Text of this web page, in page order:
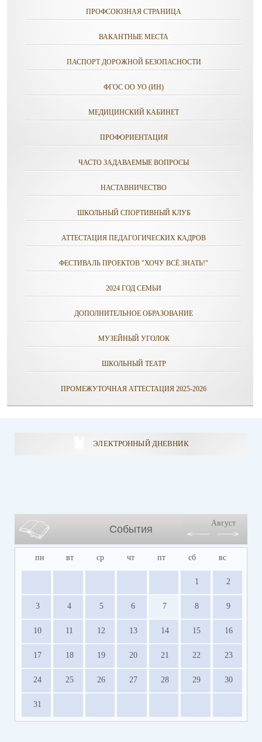
ПРОФСОЮЗНАЯ СТРАНИЦА
ВАКАНТНЫЕ МЕСТА
ПАСПОРТ ДОРОЖНОЙ БЕЗОПАСНОСТИ
ФГОС ОО УО (ИН)
МЕДИЦИНСКИЙ КАБИНЕТ
ПРОФОРИЕНТАЦИЯ
ЧАСТО ЗАДАВАЕМЫЕ ВОПРОСЫ
НАСТАВНИЧЕСТВО
ШКОЛЬНЫЙ СПОРТИВНЫЙ КЛУБ
АТТЕСТАЦИЯ ПЕДАГОГИЧЕСКИХ КАДРОВ
ФЕСТИВАЛЬ ПРОЕКТОВ "ХОЧУ ВСЁ ЗНАТЬ!"
2024 ГОД СЕМЬИ
ДОПОЛНИТЕЛЬНОЕ ОБРАЗОВАНИЕ
МУЗЕЙНЫЙ УГОЛОК
ШКОЛЬНЫЙ ТЕАТР
ПРОМЕЖУТОЧНАЯ АТТЕСТАЦИЯ 2025-2026
ЭЛЕКТРОННЫЙ ДНЕВНИК
События
Август
пн вт ср чт пт сб вс
1 2
3 4 5 6 7 8 9
10 11 12 13 14 15 16
17 18 19 20 21 22 23
24 25 26 27 28 29 30
31